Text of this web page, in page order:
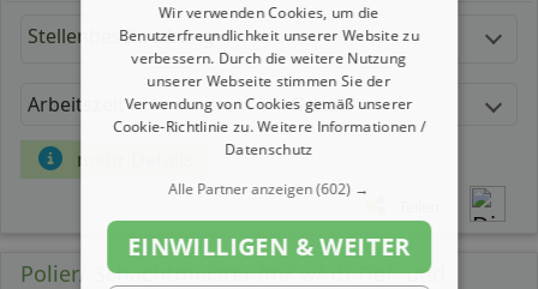
Stellenbeschreibung:
Arbeitszeit Gehalt
mehr Details
Polier/ Schachtmeister (m/ w/ d) Tief- und
Wir verwenden Cookies, um die
Benutzerfreundlichkeit unserer Website zu
verbessern. Durch die weitere Nutzung
unserer Webseite stimmen Sie der
Verwendung von Cookies gemäß unserer
Cookie-Richtlinie zu.Weitere Informationen /
Datenschutz
Alle Partner anzeigen(602) →
EINWILLIGEN & WEITER